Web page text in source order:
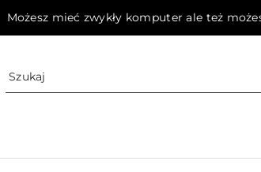
Możesz mieć zwykły komputer ale też